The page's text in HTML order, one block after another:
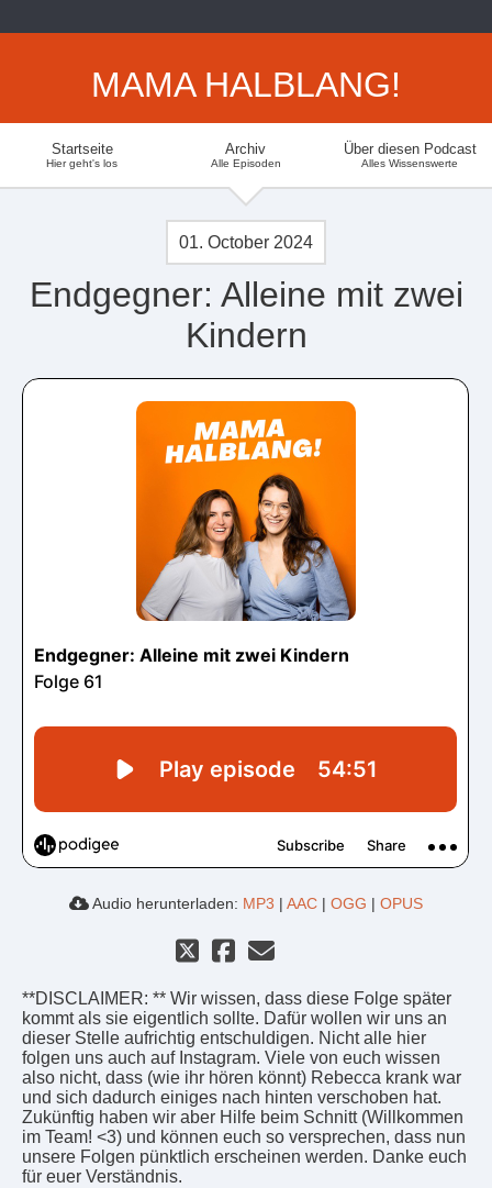
MAMA HALBLANG!
Startseite
Hier geht's los
Archiv
Alle Episoden
Über diesen Podcast
Alles Wissenswerte
01. October 2024
Endgegner: Alleine mit zwei
Kindern
Audio herunterladen: MP3 | AAC | OGG | OPUS
**DISCLAIMER: ** Wir wissen, dass diese Folge später
kommt als sie eigentlich sollte. Dafür wollen wir uns an
dieser Stelle aufrichtig entschuldigen. Nicht alle hier
folgen uns auch auf Instagram. Viele von euch wissen
also nicht, dass (wie ihr hören könnt) Rebecca krank war
und sich dadurch einiges nach hinten verschoben hat.
Zukünftig haben wir aber Hilfe beim Schnitt (Willkommen
im Team! <3) und können euch so versprechen, dass nun
unsere Folgen pünktlich erscheinen werden. Danke euch
für euer Verständnis.